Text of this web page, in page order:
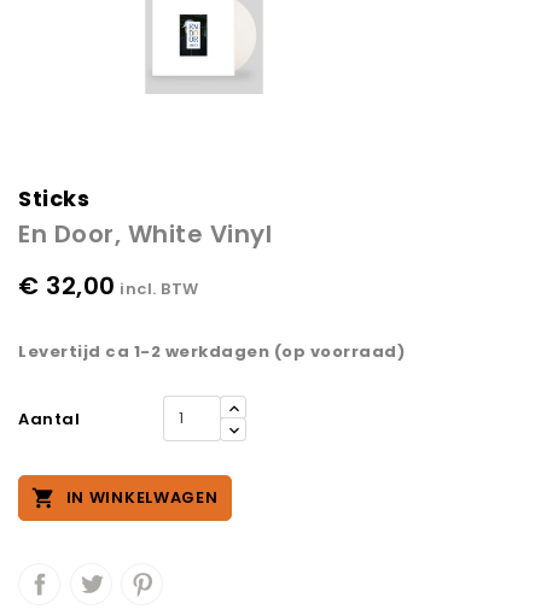
Sticks
En Door, White Vinyl
€ 32,00 incl. BTW
Levertijd ca 1-2 werkdagen (op voorraad)
Aantal
 IN WINKELWAGEN